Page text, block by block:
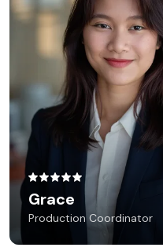
Grace
Production Coordinator
Miriiippp bangett!
up berkas ke
Mayan ini stocknya
di